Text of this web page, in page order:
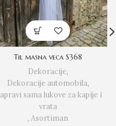
Til masna veca S368
Dekoracije,
Dekoracije automobila,
sama lukove za kapije i
vrata
, Asortiman